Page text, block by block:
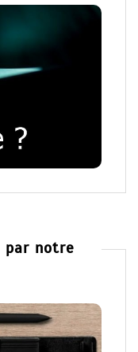
par notre